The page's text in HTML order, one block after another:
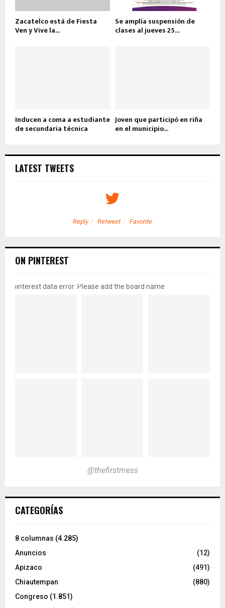
Zacatelco está de Fiesta
Ven y Vive la...
Se amplía suspensión de
clases al jueves 25...
Inducen a coma a estudiante
de secundaria técnica
Joven que participó en riña
en el municipio...
LATEST TWEETS
Reply Retweet Favorite
ON PINTEREST
pinterest data error: Please add the board name
@thefirstmess
CATEGORÍAS
8 columnas (4.285)
Anuncios
(12)
Apizaco
(491)
Chiautempan
(880)
Congreso (1.851)